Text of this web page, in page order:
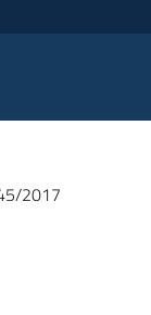
2017